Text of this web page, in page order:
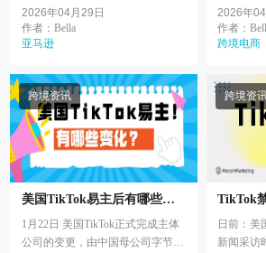
5天宠物日大促,Meta试点支付宝验
证提升广告权限 ,中国一季度外贸
同比增长15%创新...
2026年04月29日
作者：Bella
亚马逊
eBay与
划，Wise
小红书计
2026年
作者：
跨境电商
跨境资讯
美国TikTok易主后有哪些变
化值得关注?
1月22日 美国TikTok正式完成主体
公司的变更，由中国母公司字节跳
跨境资
TikTok
至2025
日前：美
新闻采访